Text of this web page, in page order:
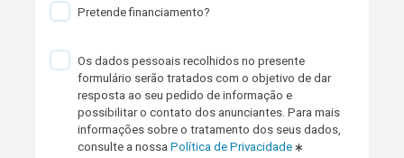
Pretende financiamento?
Os dados pessoais recolhidos no presente
formulário serão tratados com o objetivo de dar
resposta ao seu pedido de informação e
possibilitar o contato dos anunciantes. Para mais
informações sobre o tratamento dos seus dados,
consulte a nossaPolítica de Privacidade